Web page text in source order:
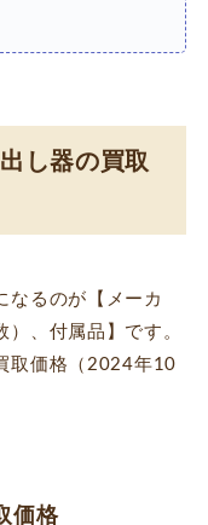
し器の買取
なるのが【メーカ
、付属品】です。
取価格（2024年10
価格